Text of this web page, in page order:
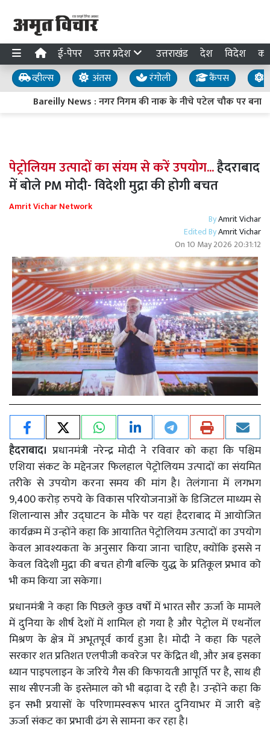
ई-पेपर उत्तर प्रदेश उत्तराखंड देश विदेश
व्हील्स अंतस रंगोली कैंपस
Bareilly News : नगर निगम की नाक के नीचे पटेल चौक पर बना
पेट्रोलियम उत्पादों का संयम से करें उपयोग...हैदराबाद
में बोले PM मोदी- विदेशी मुद्रा की होगी बचत
Amrit Vichar Network
ByAmrit Vichar
Edited ByAmrit Vichar
On 10 May 2026 20:31:12
हैदराबाद।प्रधानमंत्री नरेन्द्र मोदी ने रविवार को कहा कि पश्चिम
एशिया संकट के मद्देनजर फिलहाल पेट्रोलियम उत्पादों का संयमित
तरीके से उपयोग करना समय की मांग है। तेलंगाना में लगभग
9,400 करोड़ रुपये के विकास परियोजनाओं के डिजिटल माध्यम से
शिलान्यास और उद्घाटन के मौके पर यहां हैदराबाद में आयोजित
कार्यक्रम में उन्होंने कहा कि आयातित पेट्रोलियम उत्पादों का उपयोग
केवल आवश्यकता के अनुसार किया जाना चाहिए, क्योंकि इससे न
केवल विदेशी मुद्रा की बचत होगी बल्कि युद्ध के प्रतिकूल प्रभाव को
भी कम किया जा सकेगा।
प्रधानमंत्री ने कहा कि पिछले कुछ वर्षों में भारत सौर ऊर्जा के मामले
में दुनिया के शीर्ष देशों में शामिल हो गया है और पेट्रोल में एथनॉल
मिश्रण के क्षेत्र में अभूतपूर्व कार्य हुआ है। मोदी ने कहा कि पहले
सरकार शत प्रतिशत एलपीजी कवरेज पर केंद्रित थी, और अब इसका
ध्यान पाइपलाइन के जरिये गैस की किफायती आपूर्ति पर है, साथ ही
साथ सीएनजी के इस्तेमाल को भी बढ़ावा दे रही है। उन्होंने कहा कि
इन सभी प्रयासों के परिणामस्वरूप भारत दुनियाभर में जारी बड़े
ऊर्जा संकट का प्रभावी ढंग से सामना कर रहा है।